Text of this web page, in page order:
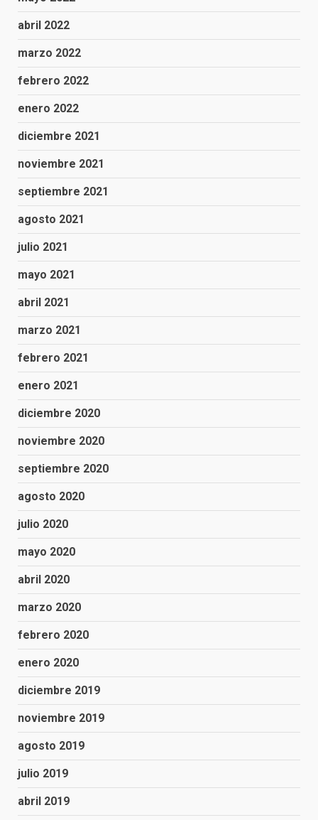
abril 2022
marzo 2022
febrero 2022
enero 2022
diciembre 2021
noviembre 2021
septiembre 2021
agosto 2021
julio 2021
mayo 2021
abril 2021
marzo 2021
febrero 2021
enero 2021
diciembre 2020
noviembre 2020
septiembre 2020
agosto 2020
julio 2020
mayo 2020
abril 2020
marzo 2020
febrero 2020
enero 2020
diciembre 2019
noviembre 2019
agosto 2019
julio 2019
abril 2019